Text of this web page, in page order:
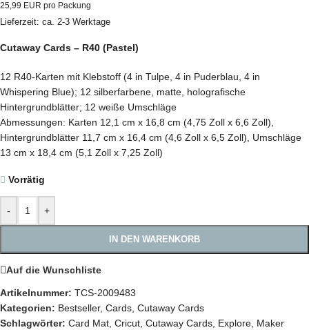
25,99 EUR pro Packung
Lieferzeit: ca. 2-3 Werktage
Cutaway Cards – R40 (Pastel)
12 R40-Karten mit Klebstoff (4 in Tulpe, 4 in Puderblau, 4 in
Whispering Blue); 12 silberfarbene, matte, holografische
Hintergrundblätter; 12 weiße Umschläge
Abmessungen: Karten 12,1 cm x 16,8 cm (4,75 Zoll x 6,6 Zoll),
Hintergrundblätter 11,7 cm x 16,4 cm (4,6 Zoll x 6,5 Zoll), Umschläge
13 cm x 18,4 cm (5,1 Zoll x 7,25 Zoll)
Vorrätig
- +
IN DEN WARENKORB
Auf die Wunschliste
Artikelnummer: TCS-2009483
Kategorien: Bestseller, Cards, Cutaway Cards
Schlagwörter: Card Mat, Cricut, Cutaway Cards, Explore, Maker